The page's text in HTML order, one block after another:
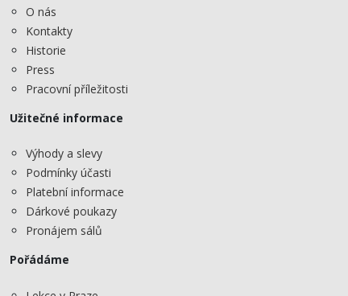
O nás
Kontakty
Historie
Press
Pracovní příležitosti
Užitečné informace
Výhody a slevy
Podmínky účasti
Platební informace
Dárkové poukazy
Pronájem sálů
Pořádáme